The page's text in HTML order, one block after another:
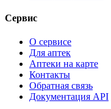
Сервис
О сервисе
Для аптек
Аптеки на карте
Контакты
Обратная связь
Документация API